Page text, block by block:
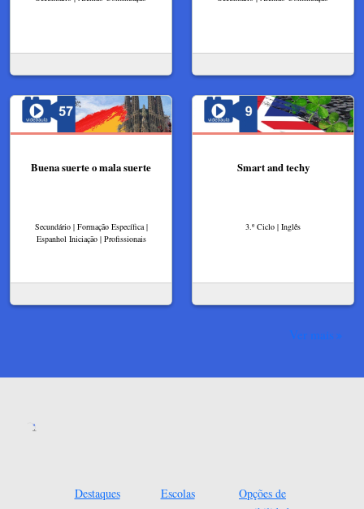
Buena suerte o mala suerte
Secundário | Formação Específica |
Espanhol Iniciação | Profissionais
Smart and techy
3.º Ciclo | Inglês
Ver mais
Destaques Escolas
Opções de